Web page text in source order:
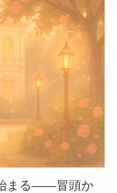
まる——冒頭か